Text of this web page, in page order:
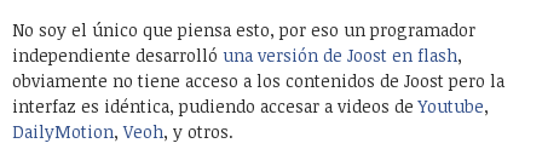
No soy el único que piensa esto, por eso un programador
independiente desarrolló una versión de Joost en flash,
obviamente no tiene acceso a los contenidos de Joost pero la
interfaz es idéntica, pudiendo accesar a videos deYoutube,
DailyMotion,Veoh, y otros.